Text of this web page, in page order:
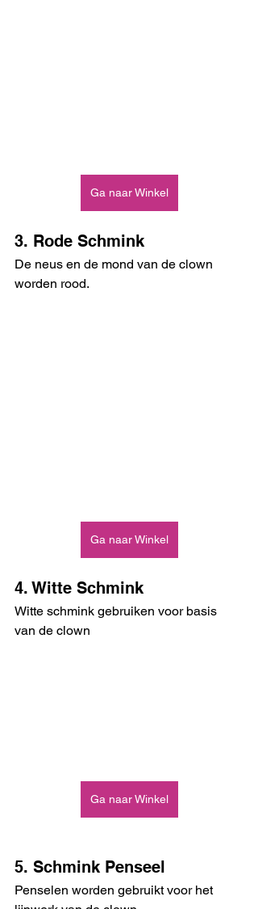
Ga naar Winkel
3. Rode Schmink
De neus en de mond van de clown
worden rood.
Ga naar Winkel
4. Witte Schmink
Witte schmink gebruiken voor basis
van de clown
Ga naar Winkel
5. Schmink Penseel
Penselen worden gebruikt voor het